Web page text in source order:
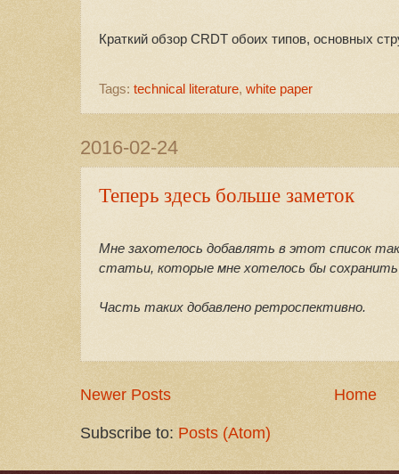
Краткий обзор CRDT обоих типов, основных
Tags: technical literature, white paper
2016-02-24
Теперь здесь больше заметок
Мне захотелось добавлять в этот список
статьи, которые мне хотелось бы
Часть таких добавлено ретроспективно.
Newer Posts Home
Subscribe to: Posts (Atom)